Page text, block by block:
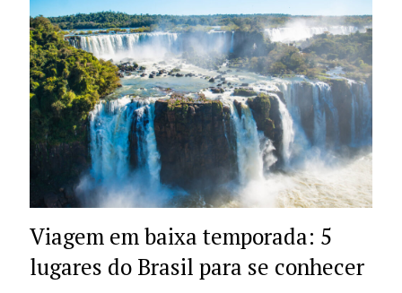
Viagem em baixa temporada: 5
lugares do Brasil para se conhecer